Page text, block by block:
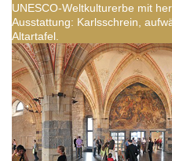
UNESCO-Weltkulturerbe mit
Ausstattung: Karlsschrein,
Altartafel.